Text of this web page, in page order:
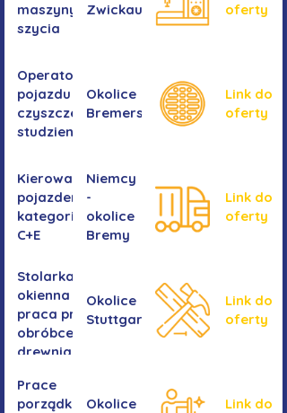
maszyny do
szycia
Zwickau
oferty
Operator/operatorka
pojazdu do
czyszczenia
studzienek
Okolice
Bremershaven
Link do
oferty
Kierowanie
pojazdem
kategorii
C+E
Niemcy
-
okolice
Bremy
Link do
oferty
Stolarka
okienna -
praca przy
obróbce
drewnianych
okiennych
Okolice
Stuttgartu
Link do
oferty
Prace
porządkowe wOkolice
Link do